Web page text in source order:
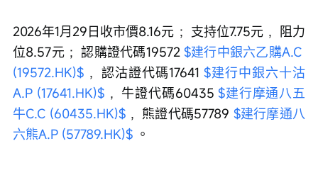
2026年1月29日收市價8.16元 ；支持位7.75元 ，阻力
位8.57元 ；認購證代碼19572 $建行中銀六乙購A.C
(19572.HK)$ ，認沽證代碼17641 $建行中銀六十沽
A.P (17641.HK)$ ，牛證代碼60435 $建行摩通八五
牛C.C (60435.HK)$ ，熊證代碼57789 $建行摩通八
六熊A.P (57789.HK)$ 。